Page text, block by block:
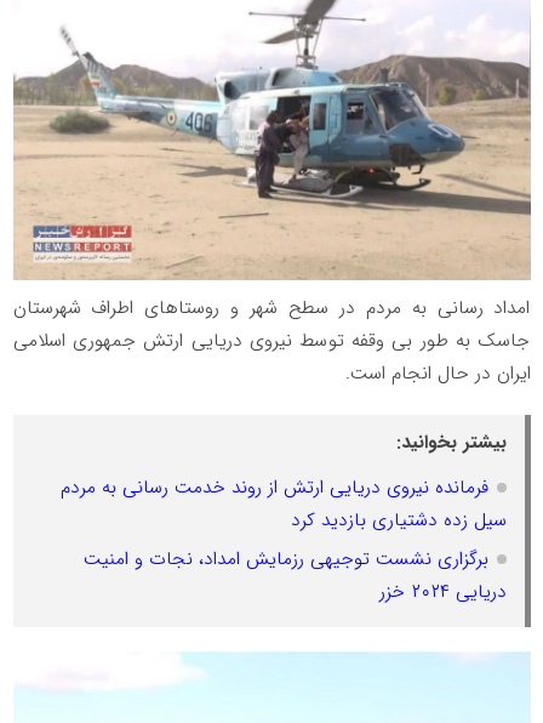
امداد رسانی به مردم در سطح شهر و روستاهای اطراف شهرستان
جاسک به طور بی وقفه توسط نیروی دریایی ارتش جمهوری اسلامی
ایران در حال انجام است.
بیشتر بخوانید:
فرمانده نیروی دریایی ارتش از روند خدمت رسانی به مردم
سیل زده دشتیاری بازدید کرد
برگزاری نشست توجیهی رزمایش امداد، نجات و امنیت
دریایی ۲۰۲۴ خزر